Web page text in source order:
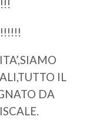
IL
DA